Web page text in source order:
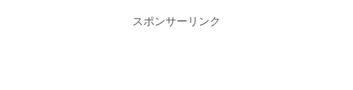
スポンサーリンク